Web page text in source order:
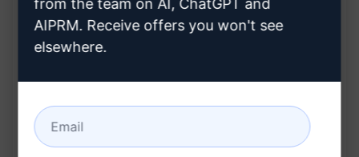
了解每个产品优势的价值及益处
节省时间和精力，提高工作效率
在克劳德上试用
AIPRM. Receive offers you won't see
elsewhere.